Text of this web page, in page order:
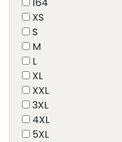
XS
S
M
L
XL
XXL
3XL
4XL
5XL